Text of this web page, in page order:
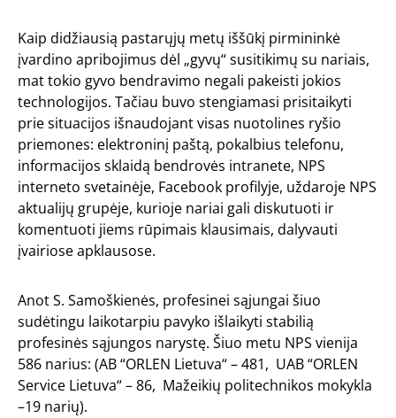
Kaip didžiausią pastarųjų metų iššūkį pirmininkė
įvardino apribojimus dėl „gyvų“ susitikimų su nariais,
mat tokio gyvo bendravimo negali pakeisti jokios
technologijos. Tačiau buvo stengiamasi prisitaikyti
prie situacijos išnaudojant visas nuotolines ryšio
priemones: elektroninį paštą, pokalbius telefonu,
informacijos sklaidą bendrovės intranete, NPS
interneto svetainėje, Facebook profilyje, uždaroje NPS
aktualijų grupėje, kurioje nariai gali diskutuoti ir
komentuoti jiems rūpimais klausimais, dalyvauti
įvairiose apklausose.
Anot S. Samoškienės, profesinei sąjungai šiuo
sudėtingu laikotarpiu pavyko išlaikyti stabilią
profesinės sąjungos narystę. Šiuo metu NPS vienija
586 narius: (AB “ORLEN Lietuva“ – 481, UAB “ORLEN
Service Lietuva“ – 86, Mažeikių politechnikos mokykla
–19 narių).